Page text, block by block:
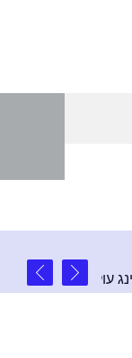
בלתי נשכח